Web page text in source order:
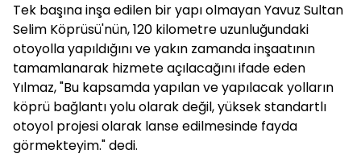
Tek başına inşa edilen bir yapı olmayan Yavuz Sultan
Selim Köprüsü'nün, 120 kilometre uzunluğundaki
otoyolla yapıldığını ve yakın zamanda inşaatının
tamamlanarak hizmete açılacağını ifade eden
Yılmaz, "Bu kapsamda yapılan ve yapılacak yolların
köprü bağlantı yolu olarak değil, yüksek standartlı
otoyol projesi olarak lanse edilmesinde fayda
görmekteyim." dedi.